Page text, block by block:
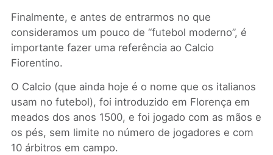
Finalmente, e antes de entrarmos no que
consideramos um pouco de “futebol moderno”, é
importante fazer uma referência ao Calcio
Fiorentino.
O Calcio (que ainda hoje é o nome que os italianos
usam no futebol), foi introduzido em Florença em
meados dos anos 1500, e foi jogado com as mãos e
os pés, sem limite no número de jogadores e com
10 árbitros em campo.